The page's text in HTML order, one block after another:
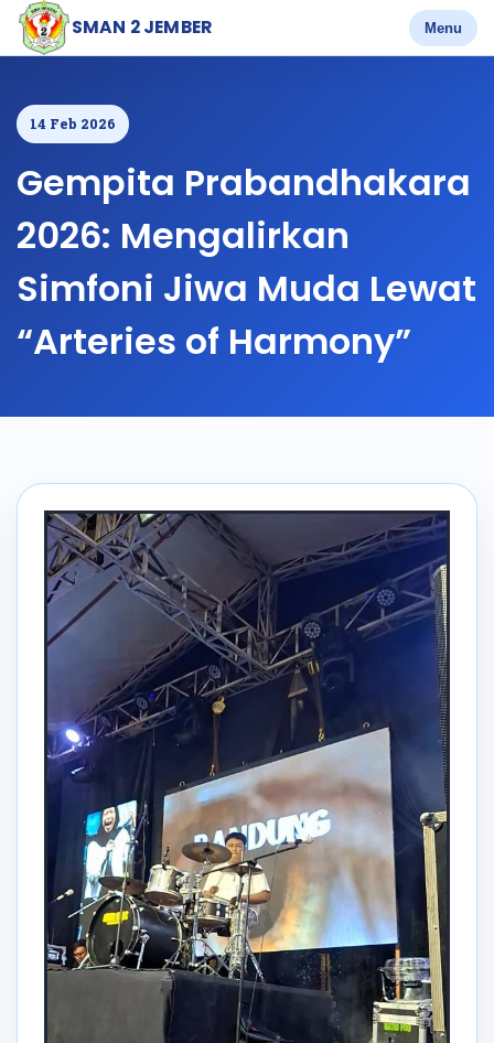
SMAN 2 JEMBER Menu
14 Feb 2026
Gempita Prabandhakara
2026: Mengalirkan
Simfoni Jiwa Muda Lewat
“Arteries of Harmony”